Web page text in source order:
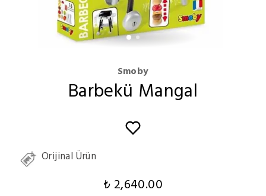
Smoby
Barbekü Mangal
Orijinal Ürün
₺ 2,640.00